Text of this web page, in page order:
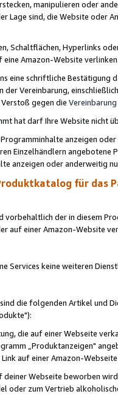
manipulieren oder
Lage sind, die Website oder
Schaltflächen, Hyperlinks
eine Amazon-Website
eine schriftliche
der Vereinbarung,
gegen die Vereinbarung
hat darf Ihre Website nicht
anzeigen
Einzelhändlern
anzeigen oder anderweitig
für das
vorbehaltlich der in diesem
auf einer Amazon-Website
Services keine weiteren
die folgenden Artikel und
die auf einer Webseite
„Produktanzeigen"
auf einer Amazon-
Webseite beworben
oder zum Vertrieb